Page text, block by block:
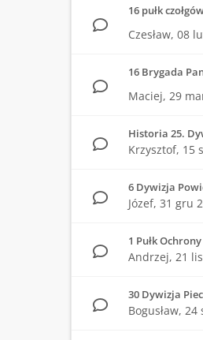
16 pułk
Czesław, 08
16 Brygada
Maciej, 29
Historia 25.
Krzysztof, 15
6 Dywizja
Józef, 31 gru
1 Pułk
Andrzej, 21
30 Dywizja
Bogusław, 24